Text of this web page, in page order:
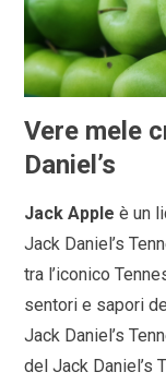
Vere mele
Daniel’s
Jack Apple è un
Jack Daniel’s
tra l’iconico
sentori e sapori
Jack Daniel’s
del Jack Daniel’s